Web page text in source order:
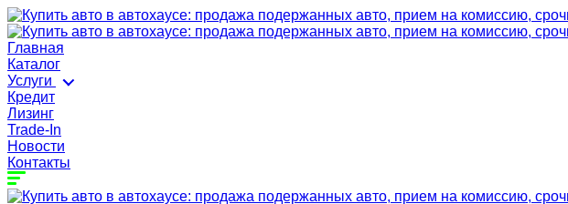
Главная
Каталог
Услуги
Кредит
Лизинг
Trade-In
Новости
Контакты